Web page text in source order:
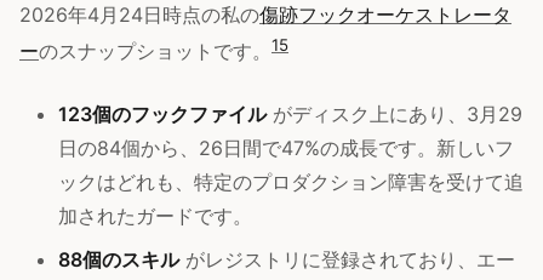
2026年4月24日時点の私の傷跡フックオーケストレータ
ーのスナップショットです。 15
123個のフックファイルがディスク上にあり、3月29
日の84個から、26日間で47%の成長です。新しいフ
ックはどれも、特定のプロダクション障害を受けて追
加されたガードです。
88個のスキルがレジストリに登録されており、エー